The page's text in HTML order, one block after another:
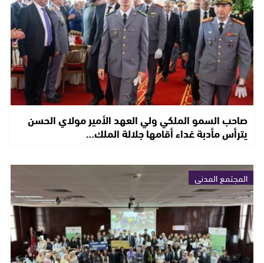
صاحب السمو الملكي ولي العهد الأمير مولاي الحسن
يترأس مأدبة غداء أقامها جلالة الملك…
المجتمع المدني